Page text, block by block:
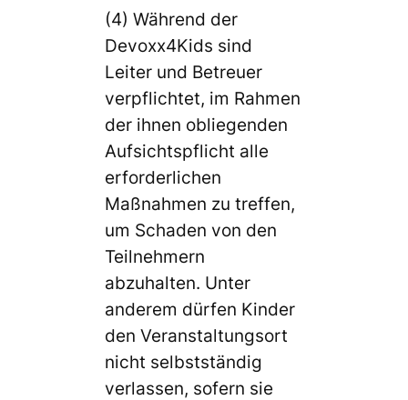
(4) Während der
Devoxx4Kids sind
Leiter und Betreuer
verpflichtet, im Rahmen
der ihnen obliegenden
Aufsichtspflicht alle
erforderlichen
Maßnahmen zu treffen,
um Schaden von den
Teilnehmern
abzuhalten. Unter
anderem dürfen Kinder
den Veranstaltungsort
nicht selbstständig
verlassen, sofern sie